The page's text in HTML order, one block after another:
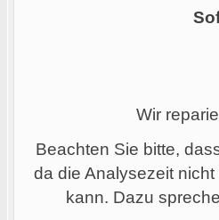
Wir
Beachten Sie bitte,
da die Analysezeit
kann. Dazu